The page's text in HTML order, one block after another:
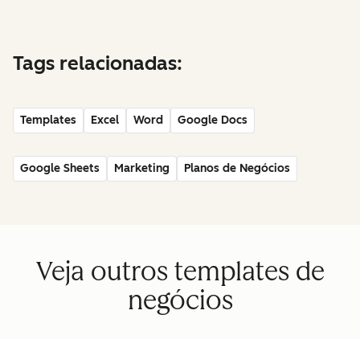
Tags relacionadas:
Templates Excel Word Google Docs
Google Sheets Marketing Planos de Negócios
Veja outros templates de
negócios